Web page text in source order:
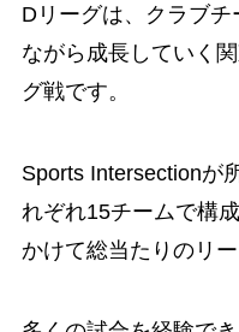
Dリーグは、クラブ
ながら成長していく
グ戦です。
Sports Intersectionが
れぞれ15チームで構
かけて総当たりのリ